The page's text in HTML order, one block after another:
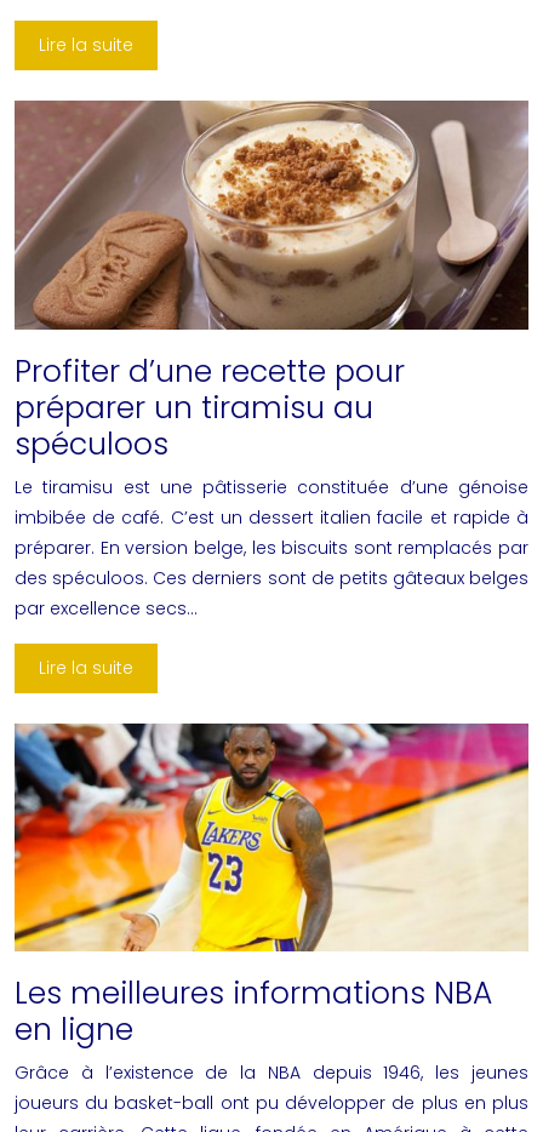
Lire la suite
Profiter d’une recette pour
préparer un tiramisu au
spéculoos
Le tiramisu est une pâtisserie constituée d’une génoise
imbibée de café. C’est un dessert italien facile et rapide à
préparer. En version belge, les biscuits sont remplacés par
des spéculoos. Ces derniers sont de petits gâteaux belges
par excellence secs…
Lire la suite
Les meilleures informations NBA
en ligne
Grâce à l’existence de la NBA depuis 1946, les jeunes
joueurs du basket-ball ont pu développer de plus en plus